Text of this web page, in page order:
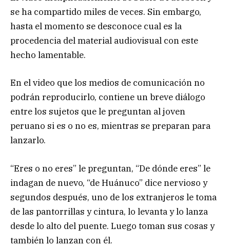
se ha compartido miles de veces. Sin embargo,
hasta el momento se desconoce cual es la
procedencia del material audiovisual con este
hecho lamentable.
En el video que los medios de comunicación no
podrán reproducirlo, contiene un breve diálogo
entre los sujetos que le preguntan al joven
peruano si es o no es, mientras se preparan para
lanzarlo.
“Eres o no eres” le preguntan, “De dónde eres” le
indagan de nuevo, “de Huánuco” dice nervioso y
segundos después, uno de los extranjeros le toma
de las pantorrillas y cintura, lo levanta y lo lanza
desde lo alto del puente. Luego toman sus cosas y
también lo lanzan con él.